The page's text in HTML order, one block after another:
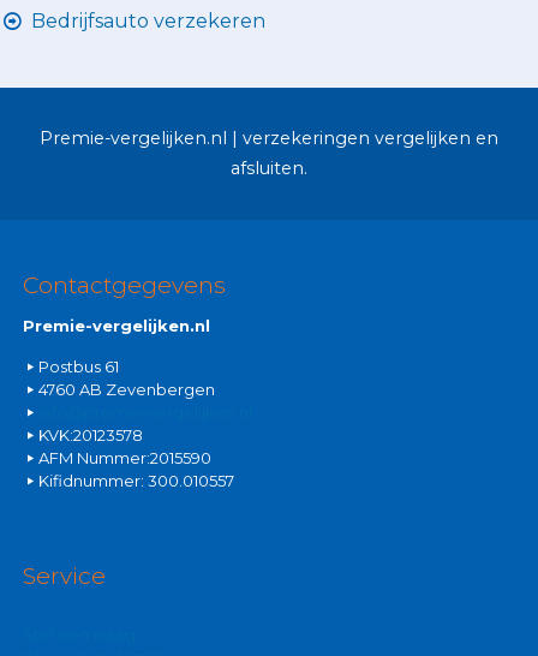
Bedrijfsauto verzekeren
Premie-vergelijken.nl | verzekeringen vergelijken en
afsluiten.
Contactgegevens
Premie-vergelijken.nl
Postbus 61
4760 AB Zevenbergen
KVK:20123578
AFM Nummer:2015590
Kifidnummer: 300.010557
Service